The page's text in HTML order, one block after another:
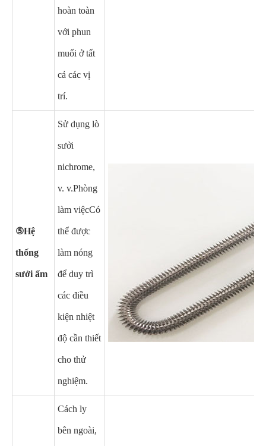
hoàn toàn
với phun
muối ở tất
cả các vị
trí.
⑤Hệ
thống
sưởi ấm
Sử dụng lò
sưởi
nichrome,
v. v.Phòng
làm việcCó
thể được
làm nóng
để duy trì
các điều
kiện nhiệt
độ cần thiết
cho thử
nghiệm.
Cách ly
bên ngoài,